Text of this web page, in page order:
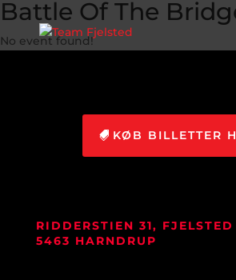
Battle Of The
No event found!
KØB BILLETTER
RIDDERSTIEN 31, FJELSTED
5463 HARNDRUP